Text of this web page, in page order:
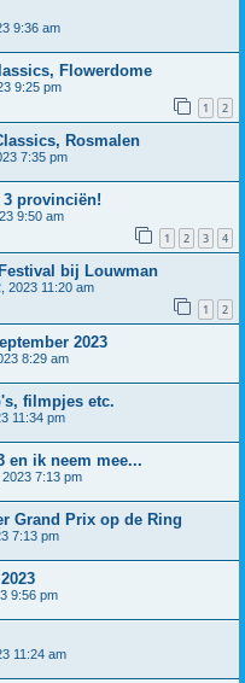
9:36 am
Flowerdome
9:25 pm
1 2
Rosmalen
7:35 pm
3 provinciën!
9:50 am
1 2 3 4
bij Louwman
2023 11:20 am
1 2
2023
8:29 am
filmpjes etc.
11:34 pm
en ik neem mee...
7:13 pm
Grand Prix op de Ring
7:13 pm
9:56 pm
11:24 am